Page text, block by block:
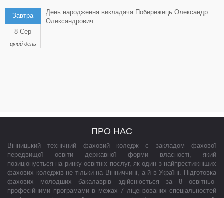
Завтра
8 Сер
цілий день
День народження викладача Побережець Олександр
Олександрович
ПРО НАС
Вінницький технічний фаховий коледж є закладом фахової
передвищої освіти державної форми власності, який
позиціонується на ринку освітніх послуг, як один з найпрестижніших
фахових коледжів не тільки на Вінниччині, а й в Україні. Підготовка
фахових молодших бакалаврів здійснюється за 8 освітньо-
професійними програмами в межах 7 ліцензованих спеціальностей